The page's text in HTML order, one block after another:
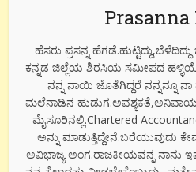
Prasanna
ಹೆಸರು ಪ್ರಸನ್ನ
ಕನ್ನಡ ಜಿಲ್ಲೆಯ ಶಿರಸಿಯ ಸಮೀಪದ
ನನ್ನ ನಾಯಿ ಜೊತೆಗಿದ್ದರೆ ನನ್ನನ್ನೂ
ಮಲೆನಾಡಿನ
ಮೈಸೂರಿನಲ್ಲಿ.Chartered
ಅನ್ನು ಮಾಡುತ್ತಿದ್ದೇನೆ.ಬರೆಯುವುದು
ಅವಿಭಾಜ್ಯ ಅಂಗ.ರಾಜಕೀಯವನ್ನ ನಾನು